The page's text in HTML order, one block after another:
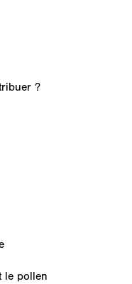
?
le pollen